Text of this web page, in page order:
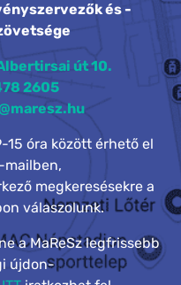
és -
út 10.
2605
óra között érhető el
mailben,
megkeresésekre a
válaszolunk.
a MaReSz legfrissebb
újdon-